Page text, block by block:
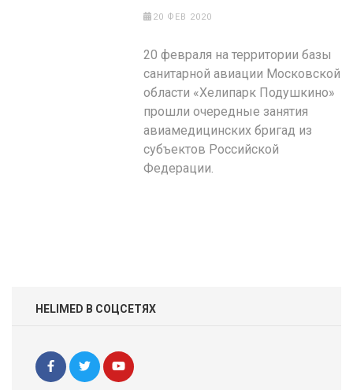
20 ФЕВ 2020
20 февраля на территории базы
санитарной авиации Московской
области «Хелипарк Подушкино»
прошли очередные занятия
авиамедицинских бригад из
субъектов Российской
Федерации.
HELIMED В СОЦСЕТЯХ